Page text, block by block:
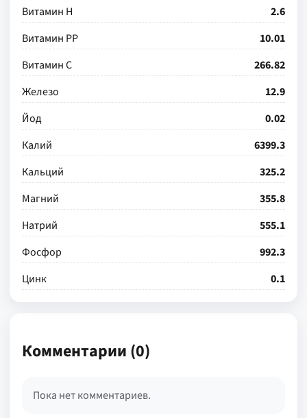
Витамин Н
2.6
Витамин РР
10.01
Витамин С
266.82
Железо
12.9
Йод
0.02
Калий
6399.3
Кальций
325.2
Магний
355.8
Натрий
555.1
Фосфор
992.3
Цинк
0.1
Комментарии (0)
Пока нет комментариев.